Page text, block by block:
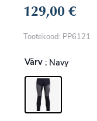
129,00€
Tootekood: PP6121
Värv : Navy